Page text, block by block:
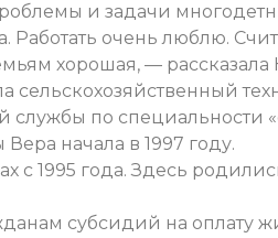
и задачи
Работать очень люблю.
хорошая, — рассказала
сельскохозяйственный
по специальности
начала в 1997 году.
с 1995 года. Здесь
субсидий на оплату